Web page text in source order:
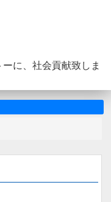
に、社会貢献致しま